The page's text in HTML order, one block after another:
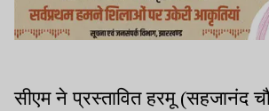
सीएम ने प्रस्तावित हरमू (सहजानंद